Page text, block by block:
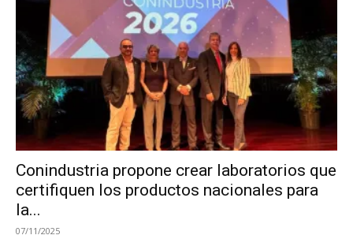
Conindustria propone crear laboratorios que
certifiquen los productos nacionales para
la...
07/11/2025